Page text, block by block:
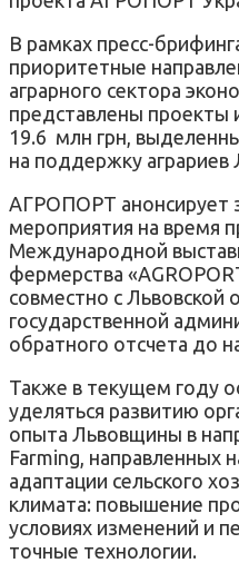
В рамках пресс-
приоритетные
аграрного сектора
представлены проекты
19.6 млн грн,
на поддержку
АГРОПОРТ анонсирует
мероприятия на время
Международной
фермерства
совместно с Львовской
государственной
обратного отсчета до
Также в текущем году
уделяться развитию
опыта Львовщины в
Farming, направленных
адаптации сельского
климата: повышение
условиях изменений и
точные технологии.